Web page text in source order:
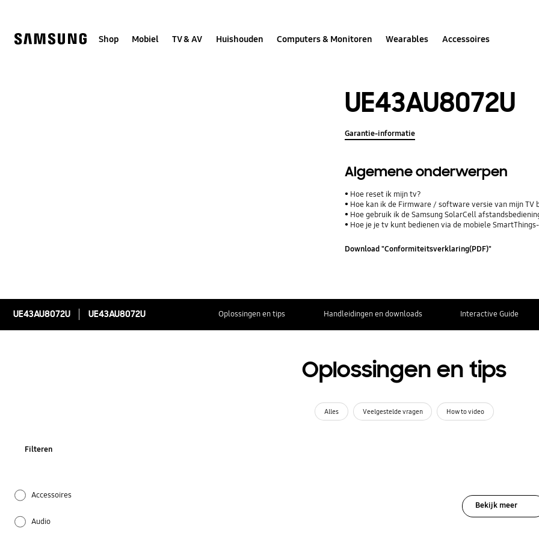
Shop Mobiel TV & AV Huishouden Computers & Monitoren Wearables Accessoires
UE43AU8072U
Garantie-informatie
Algemene onderwerpen
Hoe reset ik mijn tv?
Hoe kan ik de Firmware / software versie van mijn
Hoe gebruik ik de Samsung SolarCell
Hoe je je tv kunt bedienen via de mobiele
Download "Conformiteitsverklaring(PDF)"
UE43AU8072U UE43AU8072U Oplossingen en tips Handleidingen en downloads Interactive Guide
Oplossingen en tips
Alles Veelgestelde vragen How to video
Filteren
Accessoires
Audio
Bekijk meer